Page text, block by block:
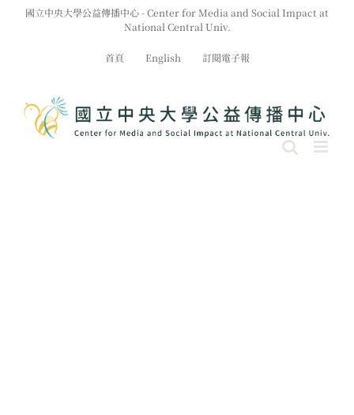
國立中央大學公益傳播中心 - Center for Media and Social Impact at
National Central Univ.
首頁 English 訂閱電子報